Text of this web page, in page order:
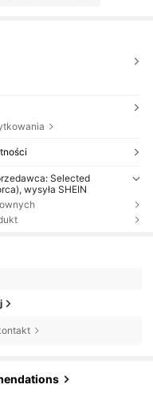
Selected
wysyła SHEIN